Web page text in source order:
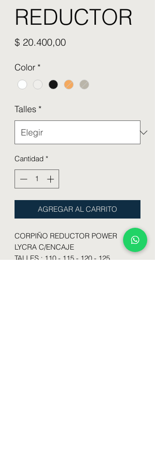
REDUCTOR
$ 20.400,00Precio
Color *
Talles *
Cantidad *
AGREGAR AL CARRITO
CORPIÑO REDUCTOR POWER
LYCRA C/ENCAJE
TALLES : 110 - 115 - 120 - 125